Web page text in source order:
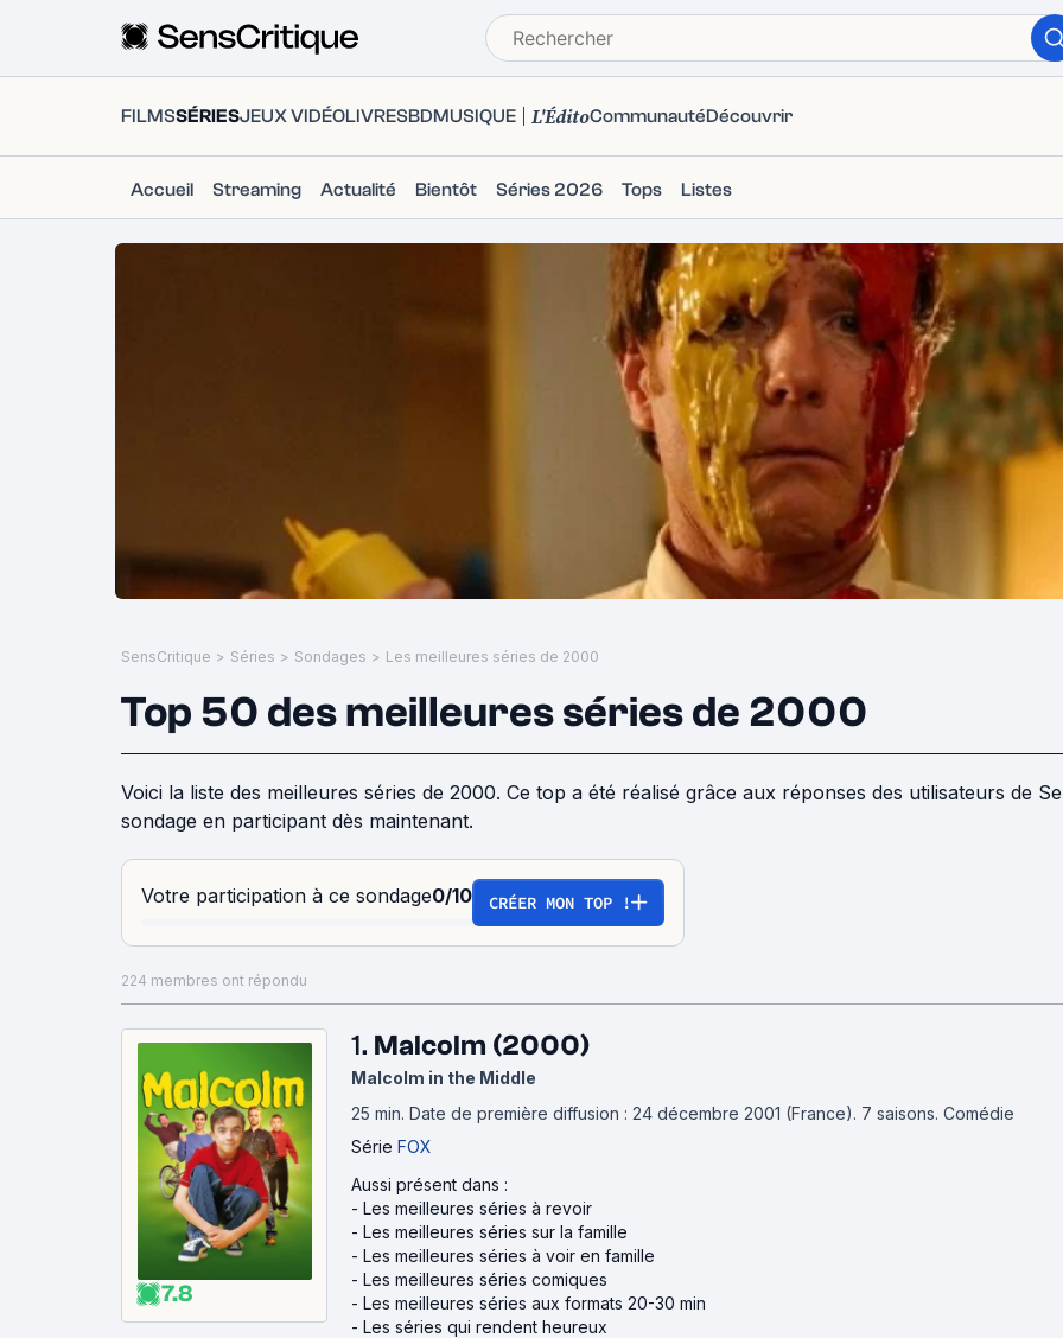
FILMSSÉRIESJEUX VIDÉOLIVRESBDMUSIQUE L'ÉditoCommunautéDécouvrir
Accueil Streaming Actualité Bientôt Séries 2026 Tops Listes
SensCritique > Séries > Sondages > Les meilleures séries de 2000
Top 50 des meilleures séries de 2000
Voici la liste des meilleures séries de 2000. Ce top a été réalisé grâce aux réponses des utilisateurs de SensCritique. Influencez les résultats de ce
sondage en participant dès maintenant.
Votre participation à ce sondage0/10 CRÉER MON TOP !
224 membres ont répondu
7.8
1. Malcolm (2000)
Malcolm in the Middle
25 min. Date de première diffusion : 24 décembre 2001 (France). 7 saisons. Comédie
Série FOX
Aussi présent dans :
- Les meilleures séries à revoir
- Les meilleures séries sur la famille
- Les meilleures séries à voir en famille
- Les meilleures séries comiques
- Les meilleures séries aux formats 20-30 min
- Les séries qui rendent heureux